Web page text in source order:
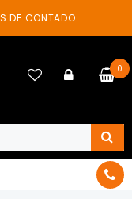
DE CONTADO
0